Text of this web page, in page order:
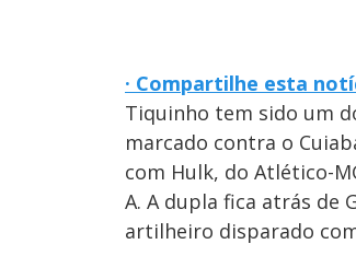
· Compartilhe esta
Tiquinho tem sido um
marcado contra o
com Hulk, do Atlético-
A. A dupla fica atrás de
artilheiro disparado